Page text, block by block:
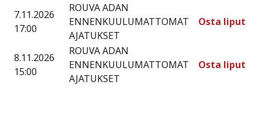
7.11.2026
17:00
ROUVA ADAN
ENNENKUULUMATTOMAT
AJATUKSET
Osta liput
8.11.2026
15:00
ROUVA ADAN
ENNENKUULUMATTOMAT
AJATUKSET
Osta liput